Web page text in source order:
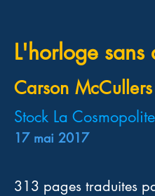
L'horloge sans
Carson McCullers
Stock La Cosmopolite
17 mai 2017
313 pages traduites